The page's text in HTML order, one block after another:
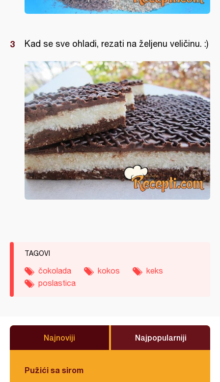
Kad se sve ohladi, rezati na željenu veličinu. :)
TAGOVI
čokolada kokos
keks
poslastica
Najnoviji Najpopularniji
Pužići sa sirom